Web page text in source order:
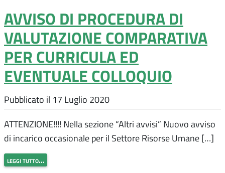
AVVISO DI PROCEDURA DI
VALUTAZIONE COMPARATIVA
PER CURRICULA ED
EVENTUALE COLLOQUIO
Pubblicato il 17 Luglio 2020
ATTENZIONE!!!! Nella sezione “Altri avvisi” Nuovo avviso
di incarico occasionale per il Settore Risorse Umane […]
leggi tutto…